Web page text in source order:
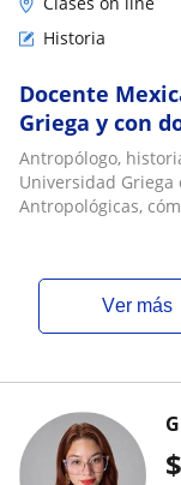
Historia
Docente
Griega y con
Antropólogo,
Universidad Griega
Antropológicas,
ver más
$